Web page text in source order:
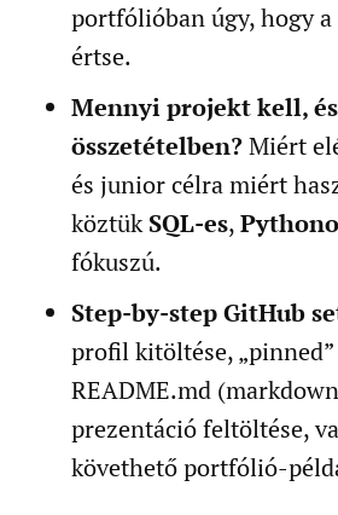
portfólióban úgy, hogy
értse.
Mennyi projekt kell,
összetételben?Miért
és junior célra miért
köztükSQL-es,
fókuszú.
Step-by-step GitHub
profil kitöltése,
README.md
prezentáció feltöltése,
követhető portfólió-